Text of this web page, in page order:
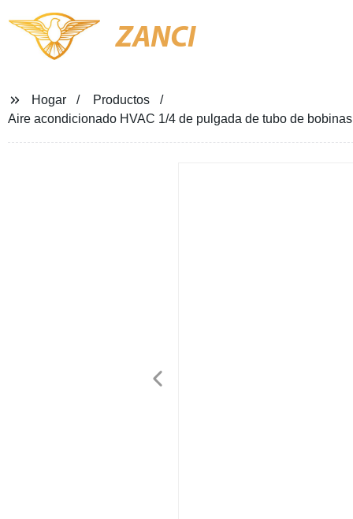
ZANCI
Hogar
Productos
Aire acondicionado HVAC 1/4 de pulgada de tubo de